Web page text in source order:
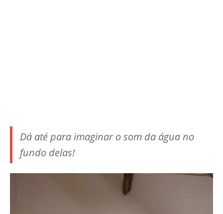
Dá até para imaginar o som da água no
fundo delas!